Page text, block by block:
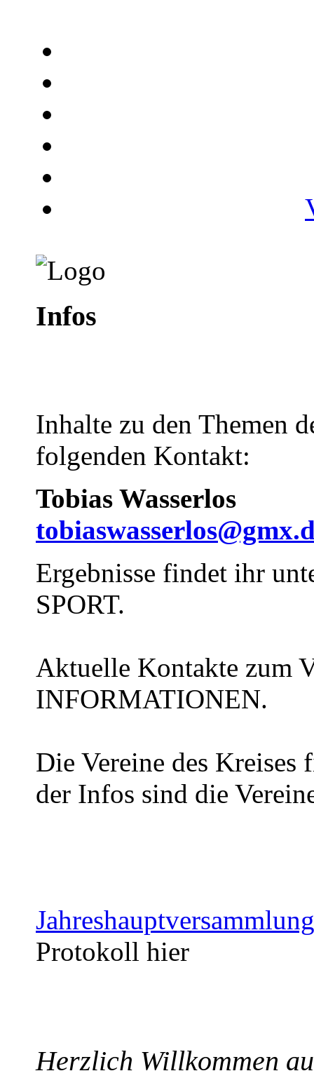
Infos
Inhalte zu den Themen
folgenden Kontakt:
Tobias Wasserlos
Ergebnisse findet ihr
SPORT.
Aktuelle Kontakte zum
INFORMATIONEN.
Die Vereine des
der Infos sind die
Protokoll hier
Herzlich Willkommen